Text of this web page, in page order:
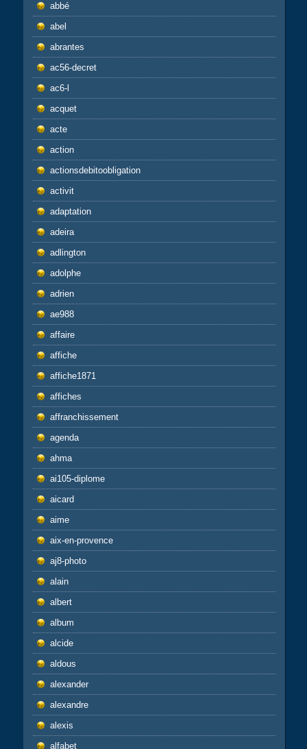
abbé
abel
abrantes
ac56-decret
ac6-l
acquet
acte
action
actionsdebitoobligation
activit
adaptation
adeira
adlington
adolphe
adrien
ae988
affaire
affiche
affiche1871
affiches
affranchissement
agenda
ahma
ai105-diplome
aicard
aime
aix-en-provence
aj8-photo
alain
albert
album
alcide
aldous
alexander
alexandre
alexis
alfabet